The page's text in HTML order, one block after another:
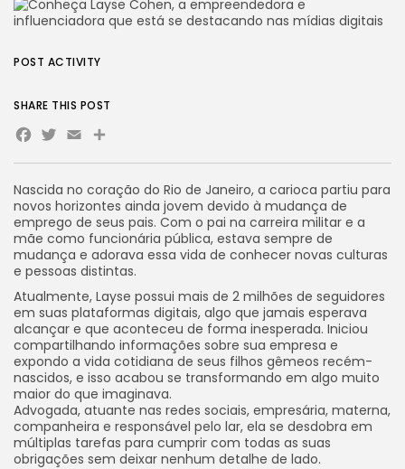
Nascida no coração do Rio de Janeiro, a carioca partiu para
novos horizontes ainda jovem devido à mudança de
emprego de seus pais. Com o pai na carreira militar e a
mãe como funcionária pública, estava sempre de
mudança e adorava essa vida de conhecer novas culturas
e pessoas distintas.
Atualmente, Layse possui mais de 2 milhões de seguidores
em suas plataformas digitais, algo que jamais esperava
alcançar e que aconteceu de forma inesperada. Iniciou
compartilhando informações sobre sua empresa e
expondo a vida cotidiana de seus filhos gêmeos recém-
nascidos, e isso acabou se transformando em algo muito
maior do que imaginava.
Advogada, atuante nas redes sociais, empresária, materna,
companheira e responsável pelo lar, ela se desdobra em
múltiplas tarefas para cumprir com todas as suas
obrigações sem deixar nenhum detalhe de lado.
POST ACTIVITY
SHARE THIS POST
Facebook
Twitter
EmailShare